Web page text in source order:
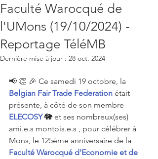
Faculté Warocqué de
l'UMons (19/10/2024) -
Reportage TéléMB
Dernière mise à jour : 28 oct. 2024
📢 👏 🎉 Ce samedi 19 octobre, la
Belgian Fair Trade Federation était
présente, à côté de son membre
ELECOSY 🐘 et ses nombreux(ses)
ami.e.s montois.e.s , pour célébrer à
Mons, le 125ème anniversaire de la
Faculté Warocqué d'Economie et de